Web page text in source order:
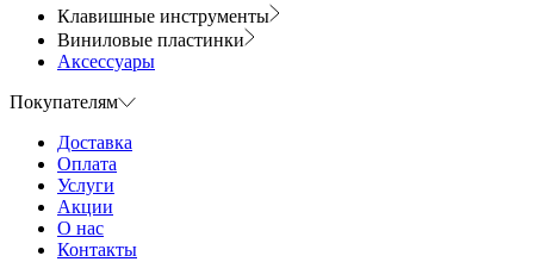
Клавишные инструменты
Виниловые пластинки
Аксессуары
Покупателям
Доставка
Оплата
Услуги
Акции
О нас
Контакты